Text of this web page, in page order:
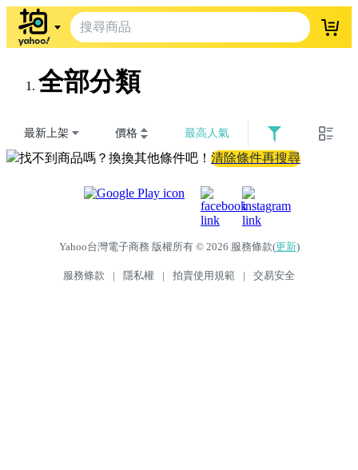
登入
全部分類
最新上架 價格 最高人氣
找不到商品嗎？換換其他條件吧！ 清除條件再搜尋
Yahoo台灣電子商務 版權所有 © 2026 服務條款(更新)
服務條款 | 隱私權 | 拍賣使用規範 | 交易安全